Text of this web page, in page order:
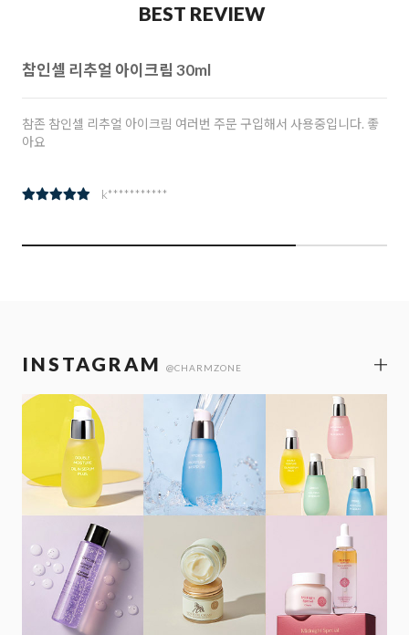
BEST REVIEW
참인셀 리추얼 아이크림 30ml
참존 참인셀 리추얼 아이크림 여러번 주문 구입해서 사용중입니다. 좋
아요
k***********
INSTAGRAM @CHARMZONE